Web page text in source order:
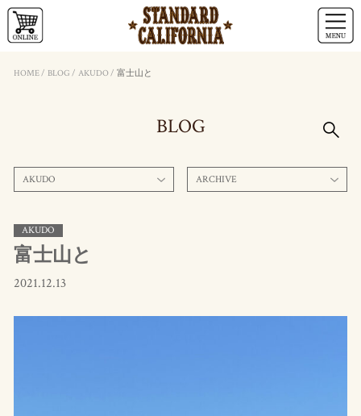
HOME/ BLOG / AKUDO/ 富士山と
BLOG
AKUDO ARCHIVE
AKUDO
富士山と
2021.12.13